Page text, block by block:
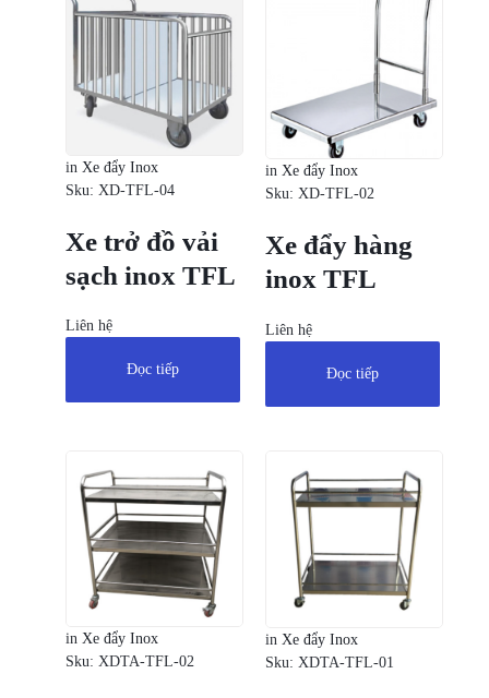
in Xe đẩy Inox
Sku: XD-TFL-04
Xe trở đồ vải
sạch inox TFL
Liên hệ
Đọc tiếp
in Xe đẩy Inox
Sku:XD-TFL-02
Xe đẩy hàng
inox TFL
Liên hệ
Đọc tiếp
in Xe đẩy Inox
Sku:XDTA-TFL-02
in Xe đẩy Inox
Sku: XDTA-TFL-01